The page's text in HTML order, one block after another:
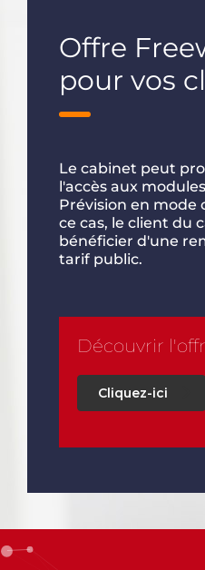
Offre
pour vos
Le cabinet peut
l'accès aux
Prévision en mode
ce cas, le client du
bénéficier d'une
tarif public.
Découvrir
Cliquez-ici